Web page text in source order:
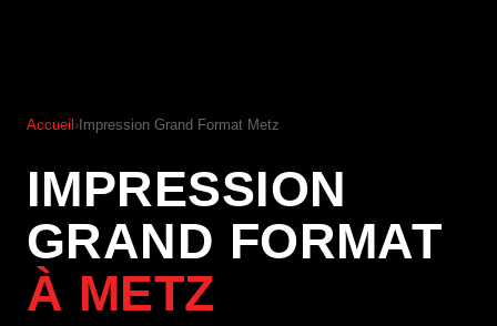
Accueil›Impression Grand Format Metz
IMPRESSION
GRAND FORMAT
À METZ